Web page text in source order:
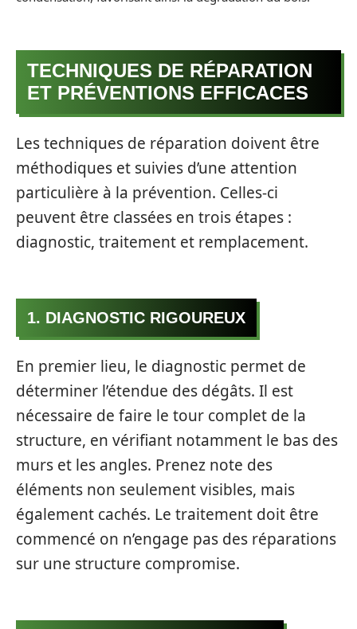
TECHNIQUES DE RÉPARATION
ET PRÉVENTIONS EFFICACES
Les techniques de réparation doivent être
méthodiques et suivies d’une attention
particulière à la prévention. Celles-ci
peuvent être classées en trois étapes :
diagnostic, traitement et remplacement.
1. DIAGNOSTIC RIGOUREUX
En premier lieu, le diagnostic permet de
déterminer l’étendue des dégâts. Il est
nécessaire de faire le tour complet de la
structure, en vérifiant notamment le bas des
murs et les angles. Prenez note des
éléments non seulement visibles, mais
également cachés. Le traitement doit être
commencé on n’engage pas des réparations
sur une structure compromise.